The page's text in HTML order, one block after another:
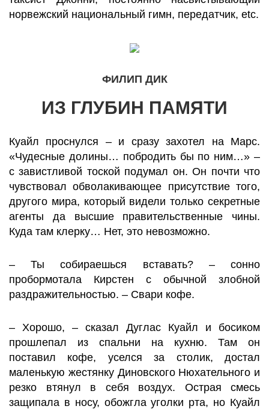
норвежский национальный гимн, передатчик, etc.
ФИЛИП ДИК
ИЗ ГЛУБИН ПАМЯТИ
Куайл проснулся – и сразу захотел на Марс.
«Чудесные долины… побродить бы по ним…» –
с завистливой тоской подумал он. Он почти что
чувствовал обволакивающее присутствие того,
другого мира, который видели только секретные
агенты да высшие правительственные чины.
Куда там клерку… Нет, это невозможно.
– Ты собираешься вставать? – сонно
пробормотала Кирстен с обычной злобной
раздражительностью. – Свари кофе.
– Хорошо, – сказал Дуглас Куайл и босиком
прошлепал из спальни на кухню. Там он
поставил кофе, уселся за столик, достал
маленькую жестянку Диновского Нюхательного и
резко втянул в себя воздух. Острая смесь
защипала в носу, обожгла уголки рта, но Куайл